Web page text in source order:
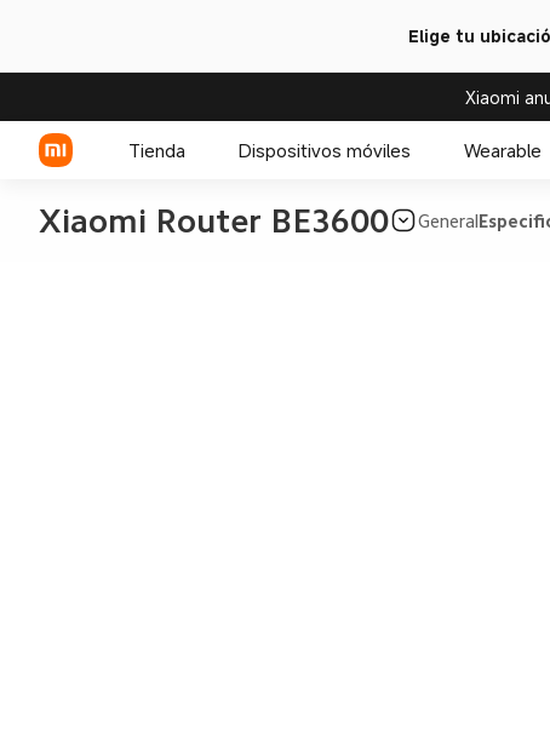
Elige tu
Xiaomi
Tienda Dispositivos móviles Wearable
Xiaomi Router BE3600 General